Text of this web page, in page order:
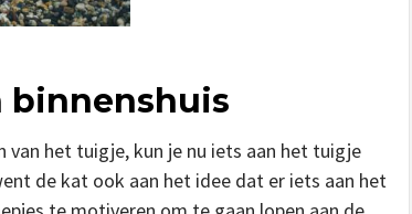
binnenshuis
het tuigje, kun je nu iets aan het tuigje
de kat ook aan het idee dat er iets aan het